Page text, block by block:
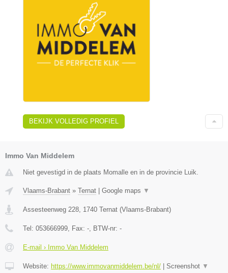
BEKIJK VOLLEDIG PROFIEL
Immo Van Middelem
Niet gevestigd in de plaats Momalle en in de provincie Luik.
Vlaams-Brabant » Ternat Google maps ▼
Assesteenweg 228 1740 Ternat (Vlaams-Brabant)
Tel: 053666999 , Fax: - , BTW-nr: -
E-mail › Immo Van Middelem
Website: https://www.immovanmiddelem.be/nl/ Screenshot ▼